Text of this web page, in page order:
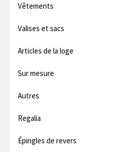
Vêtements
Valises et sacs
Articles de la loge
Sur mesure
Autres
Regalia
Épingles de revers